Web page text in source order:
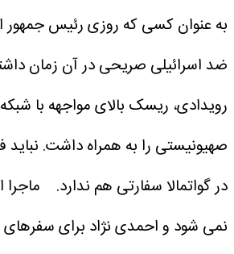
به عنوان کسی که روزی رئیس جمهور
ضد اسرائیلی صریحی در آن زمان
رویدادی، ریسک بالای مواجهه با
صهیونیستی را به همراه داشت. نباید
در گواتمالا سفارتی هم ندارد.
ماجرا
نمی شود و احمدی نژاد برای